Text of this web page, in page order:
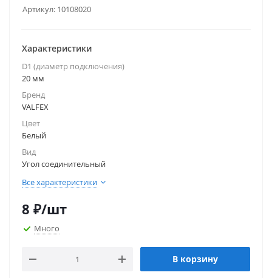
Артикул: 10108020
Характеристики
D1 (диаметр подключения)
20 мм
Бренд
VALFEX
Цвет
Белый
Вид
Угол соединительный
Все характеристики
8 ₽/шт
Много
В корзину